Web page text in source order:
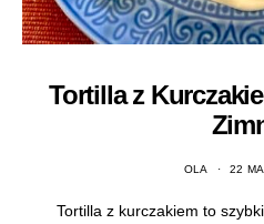
Tortilla z
OLA 22
Tortilla z kurczakiem to